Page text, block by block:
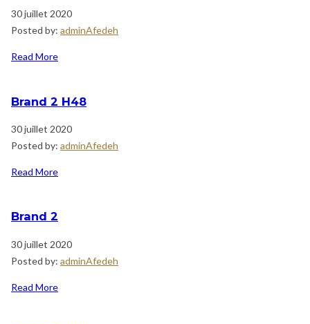
30 juillet 2020
Posted by: adminAfedeh
Read More
Brand 2 H48
30 juillet 2020
Posted by: adminAfedeh
Read More
Brand 2
30 juillet 2020
Posted by: adminAfedeh
Read More